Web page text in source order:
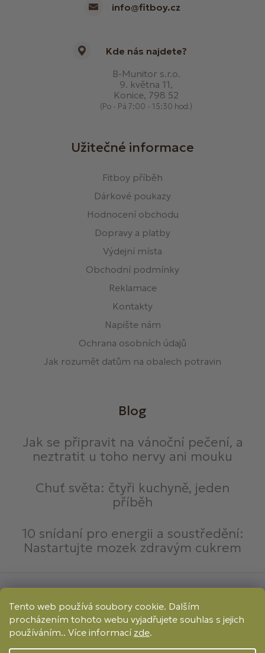
Tento web používá soubory cookie. Dalším
procházením tohoto webu vyjadřujete souhlas s jejich
používáním.. Více informací zde.
info@fitboy.cz
Kde nás najdete?
B-Munitor s.r.o.
9. května 11,
Konice, 798 52
(Po - Pá 7:00 - 15:30 hod.)
Užitečné informace
Fitboy příběh
Dárkové poukazy
Hodnocení obchodu
Dopravy a platby
Výdejní místa
Obchodní podmínky
Reklamace
Kontakty
Napište nám
Ochrana osobních údajů
Jak rozumět datům na obalech potravin
Blog
Jak se připravit na vánoční pečení, a
neztratit u toho nervy ani mouku
Chuť světa: čtyři kuchyně, jeden
příběh
10 snídaní pro energii a soustředění:
Nastartujte mozek zdravým cukrem
Online Převod Dobírka
Způsoby dopravy: